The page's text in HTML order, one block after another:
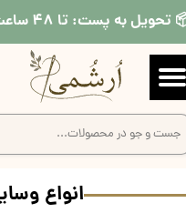
تحویل به پست: تا ۴۸ ساعت |
حساب کاربری من
تغییر گذر واژه
سفارشات
انواع